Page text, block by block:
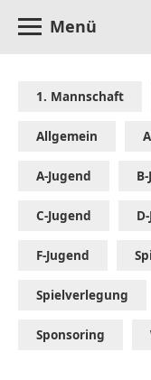
Menü
1. Mannschaft
Allgemein
A-Jugend
C-Jugend
F-Jugend
Spielverlegung
Sponsoring